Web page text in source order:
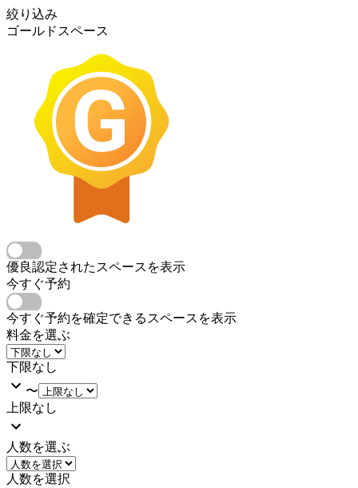
絞り込み
ゴールドスペース
優良認定されたスペースを表示
今すぐ予約
今すぐ予約を確定できるスペースを表示
料金を選ぶ
下限なし
〜
上限なし
人数を選ぶ
人数を選択